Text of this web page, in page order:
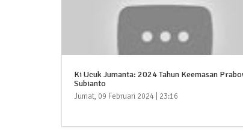
Ki Ucuk Jumanta: 2024 Tahun Keemasan
Subianto
Jumat, 09 Februari 2024 | 23:16